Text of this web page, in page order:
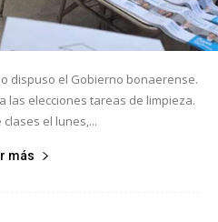
dispuso el Gobierno bonaerense.
las elecciones tareas de limpieza.
clases el lunes,...
más